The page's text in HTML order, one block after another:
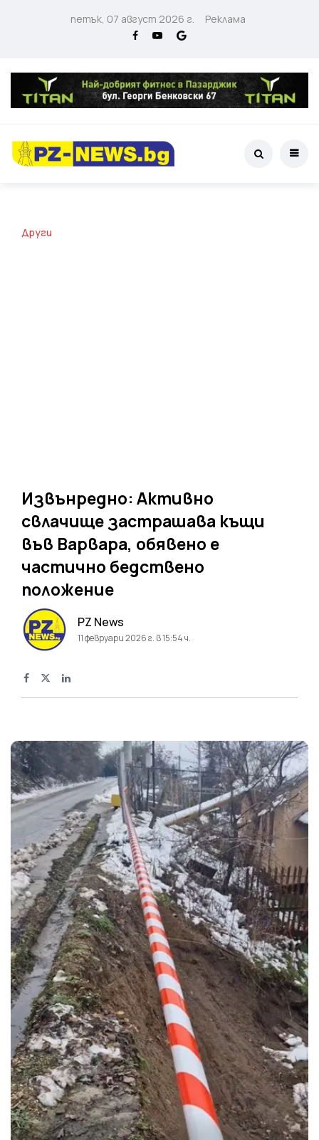
петък, 07 август 2026 г. Реклама
Други
Извънредно: Активно
свлачище застрашава къщи
във Варвара, обявено е
частично бедствено
положение
PZ News
11 февруари 2026 г. в 15:54 ч.